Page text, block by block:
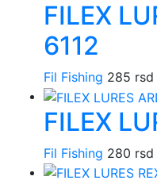
FILEX
6112
Fil Fishing 285 rsd
FILEX
Fil Fishing 280 rsd